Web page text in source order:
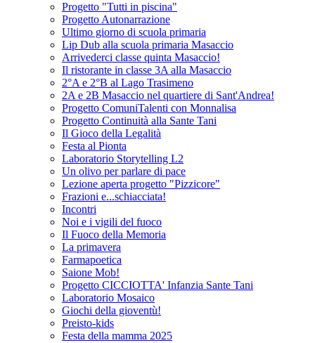
Progetto "Tutti in piscina"
Progetto Autonarrazione
Ultimo giorno di scuola primaria
Lip Dub alla scuola primaria Masaccio
Arrivederci classe quinta Masaccio!
Il ristorante in classe 3A alla Masaccio
2°A e 2°B al Lago Trasimeno
2A e 2B Masaccio nel quartiere di Sant'Andrea!
Progetto ComuniTalenti con Monnalisa
Progetto Continuità alla Sante Tani
Il Gioco della Legalità
Festa al Pionta
Laboratorio Storytelling L2
Un olivo per parlare di pace
Lezione aperta progetto "Pizzicore"
Frazioni e...schiacciata!
Incontri
Noi e i vigili del fuoco
Il Fuoco della Memoria
La primavera
Farmapoetica
Saione Mob!
Progetto CICCIOTTA' Infanzia Sante Tani
Laboratorio Mosaico
Giochi della gioventù!
Preisto-kids
Festa della mamma 2025